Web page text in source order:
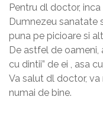
Pentru dl doctor,
Dumnezeu sanatate
puna pe picioare si
De astfel de oameni,
cu dintii” de ei , asa
Va salut dl doctor,
numai de bine.